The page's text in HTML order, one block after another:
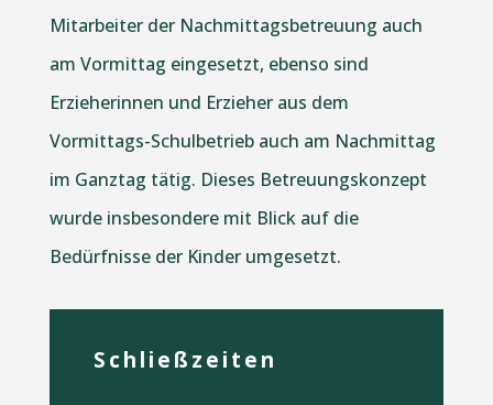
Mitarbeiter der Nachmittagsbetreuung auch
am Vormittag eingesetzt, ebenso sind
Erzieherinnen und Erzieher aus dem
Vormittags-Schulbetrieb auch am Nachmittag
im Ganztag tätig. Dieses Betreuungskonzept
wurde insbesondere mit Blick auf die
Bedürfnisse der Kinder umgesetzt.
Schließzeiten